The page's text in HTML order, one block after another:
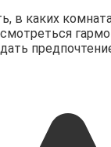
в каких